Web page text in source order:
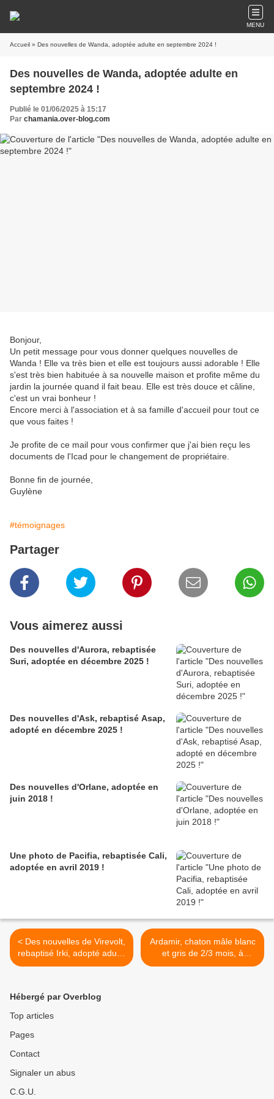
MENU
Accueil » Des nouvelles de Wanda, adoptée adulte en septembre 2024 !
Des nouvelles de Wanda, adoptée adulte en
septembre 2024 !
Publié le 01/06/2025 à 15:17
Par chamania.over-blog.com
Bonjour,
Un petit message pour vous donner quelques nouvelles de
Wanda ! Elle va très bien et elle est toujours aussi adorable ! Elle
s'est très bien habituée à sa nouvelle maison et profite même du
jardin la journée quand il fait beau. Elle est très douce et câline,
c'est un vrai bonheur !
Encore merci à l'association et à sa famille d'accueil pour tout ce
que vous faites !
Je profite de ce mail pour vous confirmer que j'ai bien reçu les
documents de l'Icad pour le changement de propriétaire.
Bonne fin de journée,
Guylène
#témoignages
Partager
Vous aimerez aussi
Des nouvelles d'Aurora, rebaptisée
Suri, adoptée en décembre 2025 !
Des nouvelles d'Ask, rebaptisé Asap,
adopté en décembre 2025 !
Des nouvelles d'Orlane, adoptée en
juin 2018 !
Une photo de Pacifia, rebaptisée Cali,
adoptée en avril 2019 !
< Des nouvelles de Virevolt,
rebaptisé Irki, adopté adulte
en octobre 2024 !
Ardamir, chaton mâle blanc
et gris de 2/3 mois, à
l'adoption -> adopté >
Hébergé par Overblog
Top articles
Pages
Contact
Signaler un abus
C.G.U.